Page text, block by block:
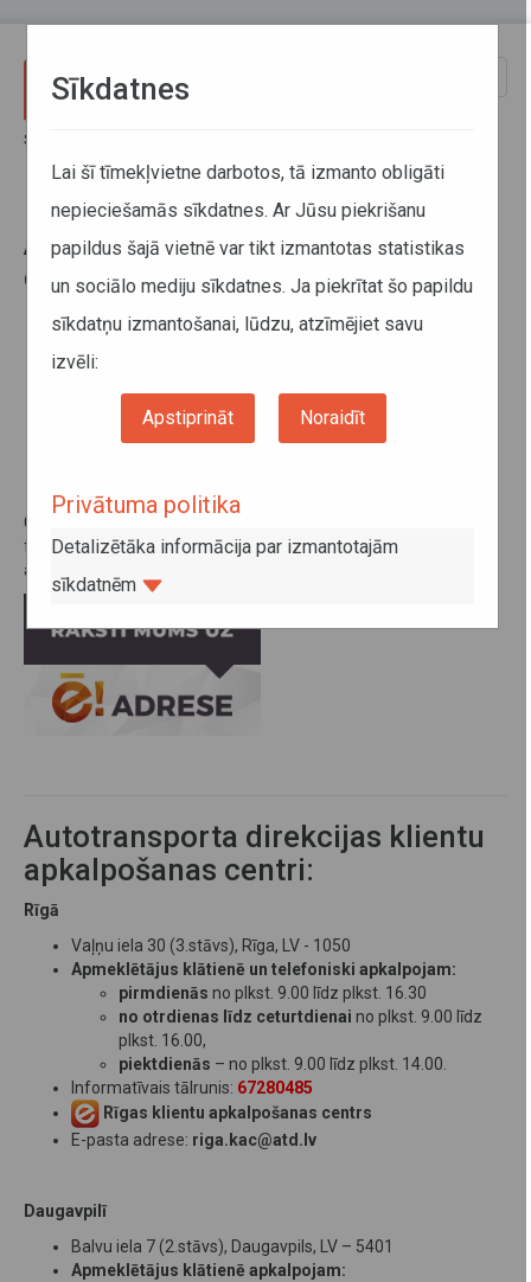
Sākums
ATD galvenais birojs (KAC
darbalaikus skatīt zemāk)
Vaļņu iela 30 (2., 3.stāvs), Rīga, LV - 1050
Darba laiks: no pirmdienas līdz ceturtdienai no plkst.
8.00 līdz 17.00, piektdienās no plkst. 8.00 līdz 14.30.
Autotransporta direkcijas valde apmeklētājus pieņem pēc
Gadījumos, kad
fiziskajām personām
fiziskās personas datus un citu aizsargājamu informāciju, arī
aicinām izmantot e-adresi:
Autotransporta direkcijas klientu
apkalpošanas centri:
Rīgā
Vaļņu iela 30 (3.stāvs), Rīga, LV - 1050
Apmeklētājus klātienē un telefoniski apkalpojam:
pirmdienās no plkst. 9.00 līdz plkst. 16.30
no otrdienas līdz ceturtdienai no plkst. 9.00 līdz
plkst. 16.00,
piektdienās – no plkst. 9.00 līdz plkst. 14.00.
Informatīvais tālrunis: 67280485
Rīgas klientu apkalpošanas centrs
E-pasta adrese: riga.kac@atd.lv
Daugavpilī
Balvu iela 7 (2.stāvs), Daugavpils, LV – 5401
​Apmeklētājus klātienē apkalpojam:
Sīkdatnes
Lai šī tīmekļvietne darbotos, tā izmanto obligāti
nepieciešamās sīkdatnes. Ar Jūsu piekrišanu
papildus šajā vietnē var tikt izmantotas statistikas
un sociālo mediju sīkdatnes. Ja piekrītat šo papildu
sīkdatņu izmantošanai, lūdzu, atzīmējiet savu
izvēli:
Apstiprināt Noraidīt
Privātuma politika
Detalizētāka informācija par izmantotajām
sīkdatnēm